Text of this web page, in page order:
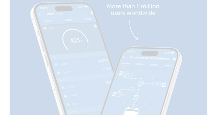
Narrow Boat MultiPlus 3kVA 230VAC 12VDC 2x200Ah Li-NG
Lynx Class-T Smart BMS-NG Distributor Cerbo GX touch-50
SBP-220 MPPT 100-50 extra Alternator WS500-Pro Bow
thruster Galvanic isolator BMV-712
Quattro 5kW 230VAC 24VDC 600-800Ah Li Lynx Smart
BMS & distributors Cerbo GX touch generator MPPT Orion